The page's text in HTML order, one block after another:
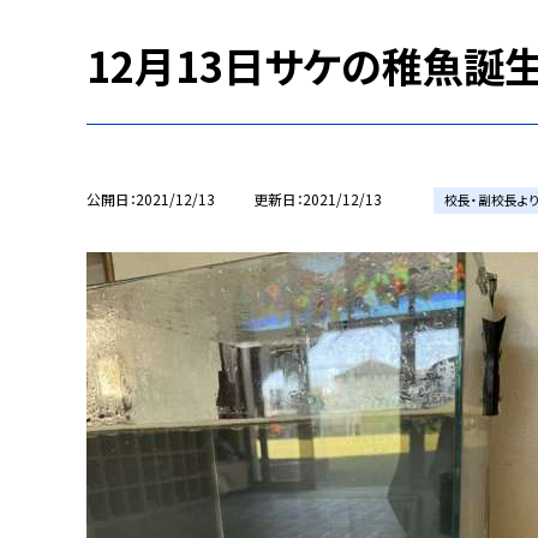
12月13日サケの稚魚誕
公開日 2021/12/13 更新日 2021/12/13 校長・副校長より